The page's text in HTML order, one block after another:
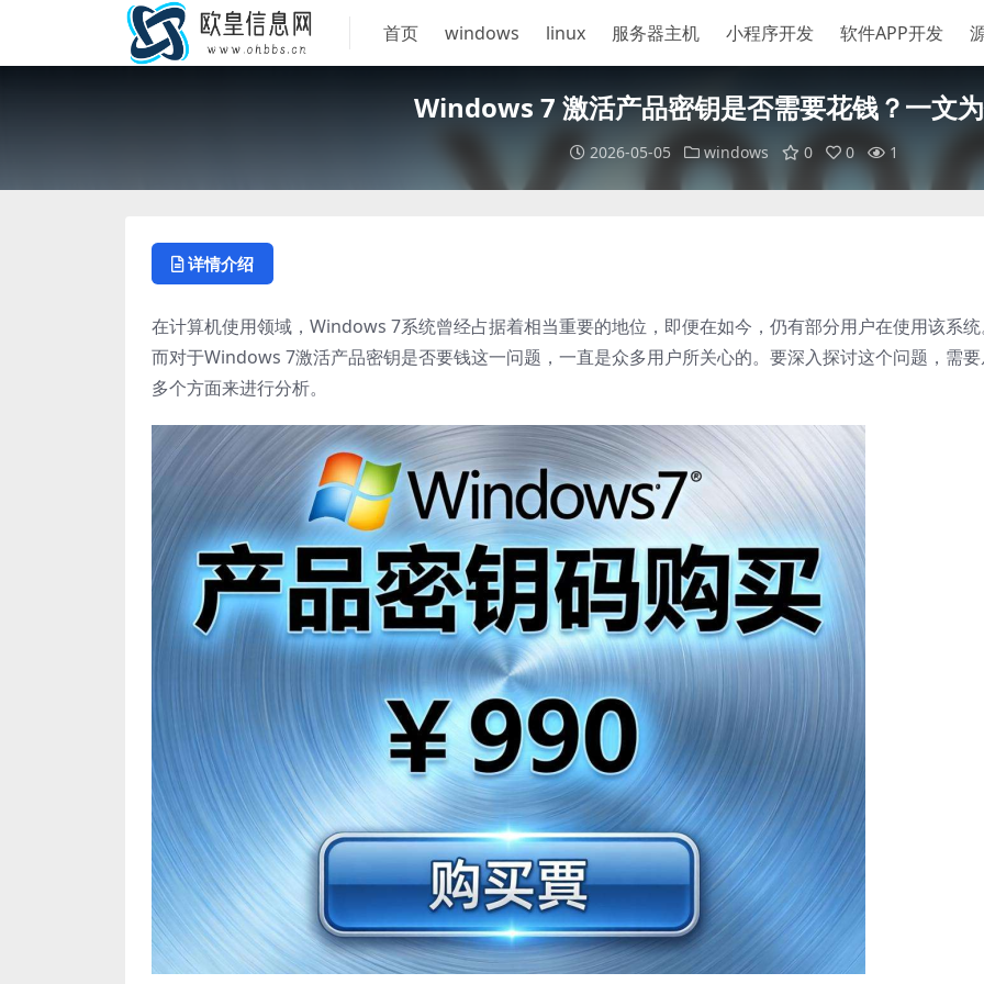
首页 windows linux 服务器主机 小程序开发 软件APP开发
Windows 7 激活产品密钥是否需要花钱？一文
2026-05-05 windows 0 0 1
详情介绍
在计算机使用领域，Windows 7系统曾经占据着相当重要的地位，即便在如今，仍有部分用户在使用该系
而对于Windows 7激活产品密钥是否要钱这一问题，一直是众多用户所关心的。要深入探讨这个问题，需
多个方面来进行分析。